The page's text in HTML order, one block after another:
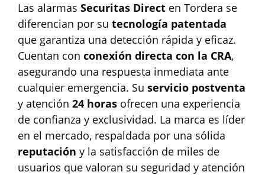
Las alarmas Securitas Direct en Tordera se
diferencian por su tecnología patentada
que garantiza una detección rápida y eficaz.
Cuentan con conexión directa con la CRA,
asegurando una respuesta inmediata ante
cualquier emergencia. Su servicio postventa
y atención 24 horas ofrecen una experiencia
de confianza y exclusividad. La marca es líder
en el mercado, respaldada por una sólida
reputación y la satisfacción de miles de
usuarios que valoran su seguridad y atención